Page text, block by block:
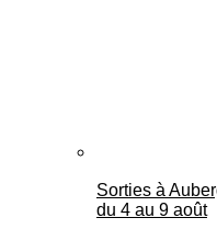
Sorties à
du 4 au 9 août